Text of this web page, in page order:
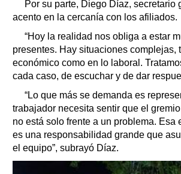
Por su parte, Diego Díaz, secretario
acento en la cercanía con los afiliados.
“Hoy la realidad nos obliga a estar
presentes. Hay situaciones complejas,
económico como en lo laboral.
cada caso, de escuchar y de dar
“Lo que más se demanda es
trabajador necesita sentir que el
no está solo frente a un problema. Esa
es una responsabilidad grande que
el equipo”, subrayó Díaz.